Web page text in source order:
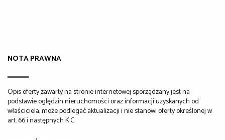
NOTA PRAWNA
Opis oferty zawarty na stronie internetowej sporządzany jest na
podstawie oględzin nieruchomości oraz informacji uzyskanych od
właściciela, może podlegać aktualizacji i nie stanowi oferty określonej w
art. 66 i następnych K.C.